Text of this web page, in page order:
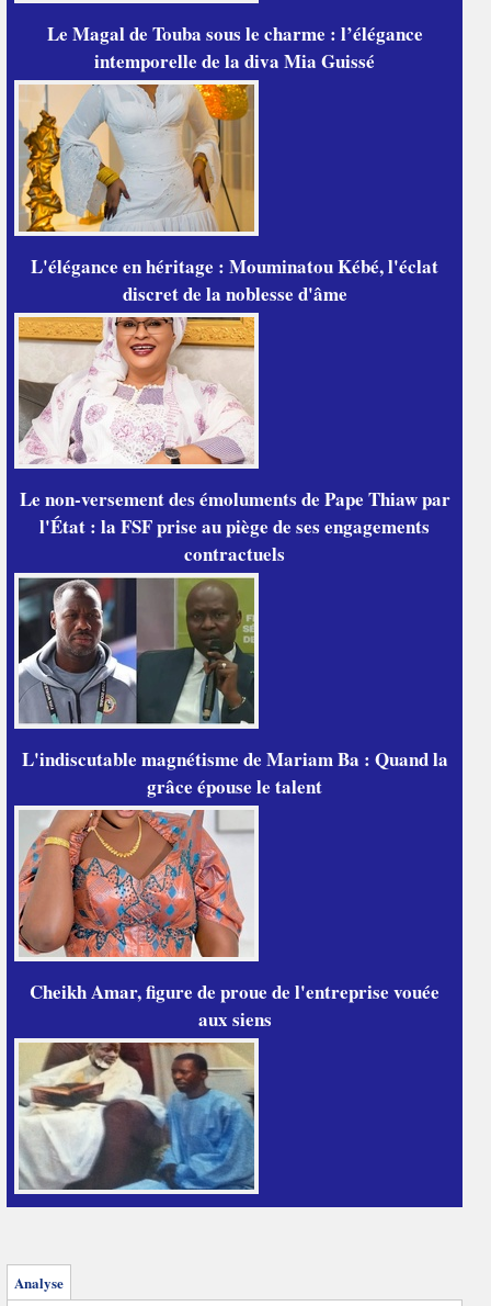
Le Magal de Touba sous le charme : l’élégance
intemporelle de la diva Mia Guissé
L'élégance en héritage : Mouminatou Kébé, l'éclat
discret de la noblesse d'âme
Le non-versement des émoluments de Pape Thiaw par
l'État : la FSF prise au piège de ses engagements
contractuels
L'indiscutable magnétisme de Mariam Ba : Quand la
grâce épouse le talent
Cheikh Amar, figure de proue de l'entreprise vouée
aux siens
Analyse